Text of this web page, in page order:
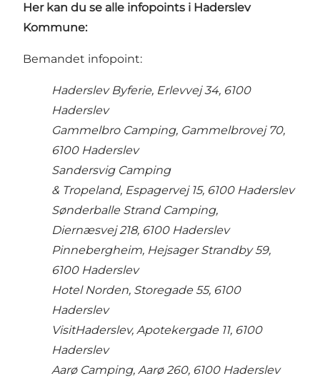
Her kan du se alle infopoints i Haderslev
Kommune:
Bemandet infopoint:
Haderslev Byferie, Erlevvej 34, 6100
Haderslev
Gammelbro Camping, Gammelbrovej 70,
6100 Haderslev
Sandersvig Camping
& Tropeland, Espagervej 15, 6100 Haderslev
Sønderballe Strand Camping,
Diernæsvej 218, 6100 Haderslev
Pinnebergheim, Hejsager Strandby 59,
6100 Haderslev
Hotel Norden, Storegade 55, 6100
Haderslev
VisitHaderslev, Apotekergade 11, 6100
Haderslev
Aarø Camping, Aarø 260, 6100 Haderslev